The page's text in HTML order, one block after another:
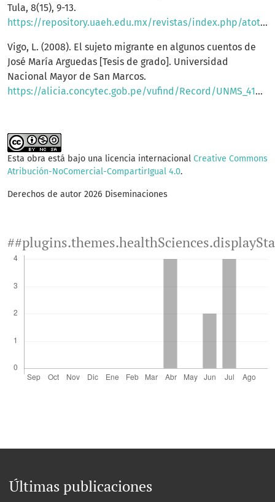
Tula, 8(15), 9-13.
https://repository.uaeh.edu.mx/revistas/index.php/atotonilco/article/view/6317
Vigo, L. (2008). El sujeto migrante en algunos cuentos de
José María Arguedas [Tesis de grado]. Universidad
Nacional Mayor de San Marcos.
https://alicia.concytec.gob.pe/vufind/Record/UNMS_41b0829086b12b3cd75de43c0aff5b1a
Esta obra está bajo una licencia internacional Creative Commons
Atribución-NoComercial-CompartirIgual 4.0.
Derechos de autor 2026 Diseminaciones
Últimas publicaciones